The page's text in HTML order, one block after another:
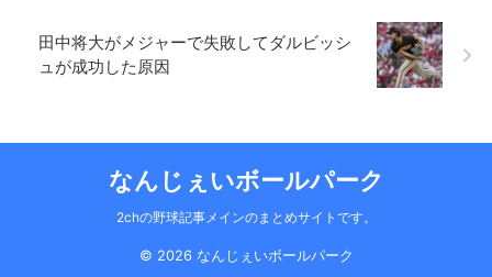
田中将大がメジャーで失敗してダルビッシ
ュが成功した原因
なんじぇいボールパーク
2chの野球記事メインのまとめサイトです。
© 2026 なんじぇいボールパーク